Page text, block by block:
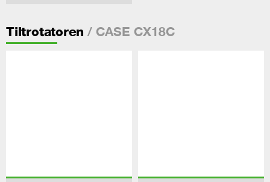
Tiltrotatoren / CASE CX18C